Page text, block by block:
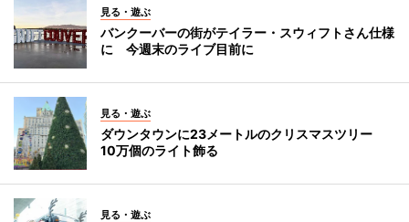
見る・遊ぶ
バンクーバーの街がテイラー・スウィフトさん仕様
に 今週末のライブ目前に
見る・遊ぶ
ダウンタウンに23メートルのクリスマスツリー
10万個のライト飾る
見る・遊ぶ